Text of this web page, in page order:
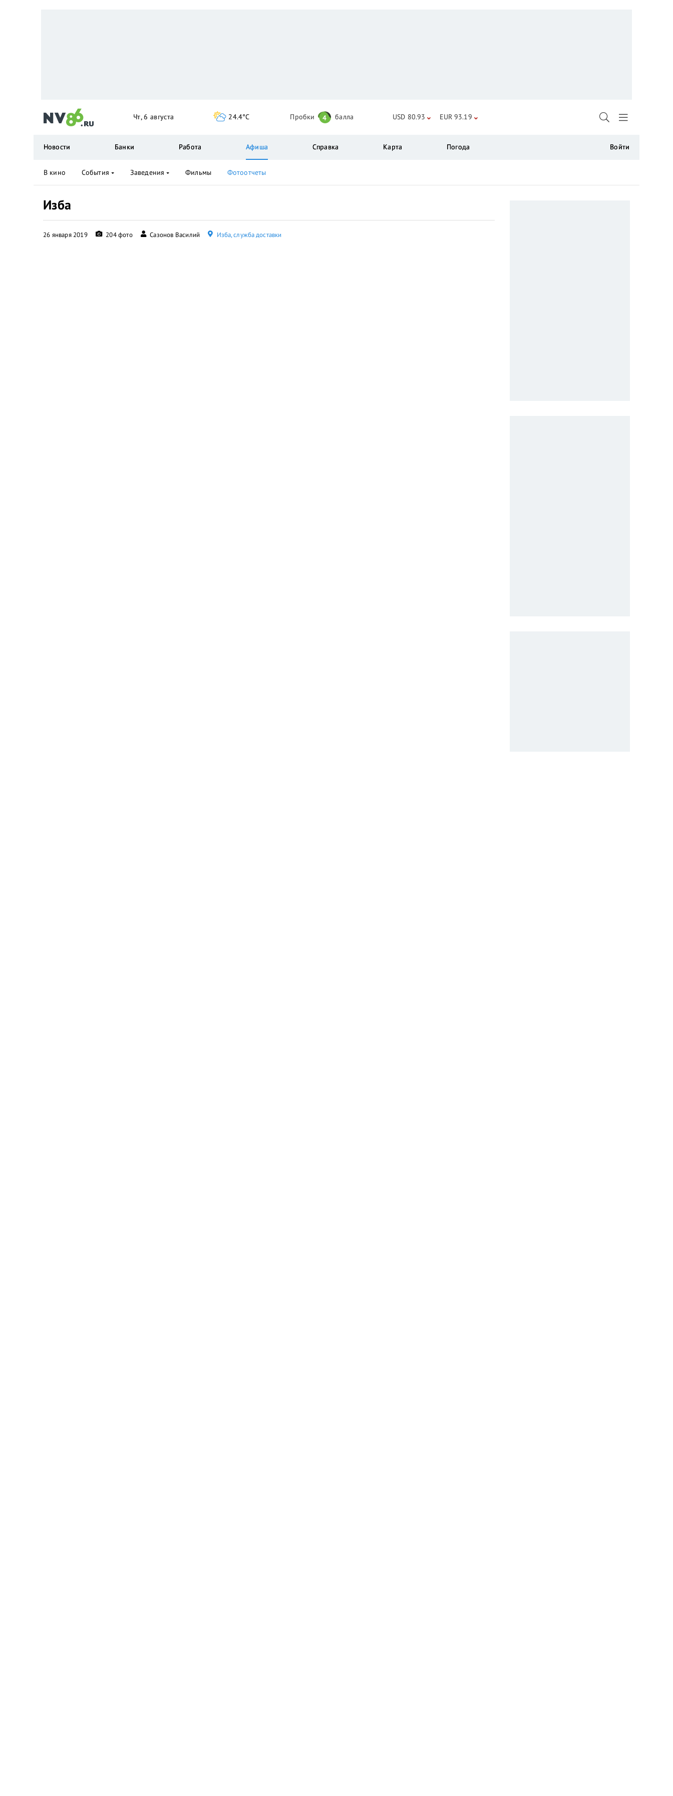
Изба
26 января 2019 204 фото Сазонов Василий Изба, служба доставки
Чт, 6 августа 24.4°C Пробки 4 балла USD 80.93 EUR 93.19
Новости Банки Работа Афиша Справка Карта Погода Войти
В кино События Заведения Фильмы Фотоотчеты